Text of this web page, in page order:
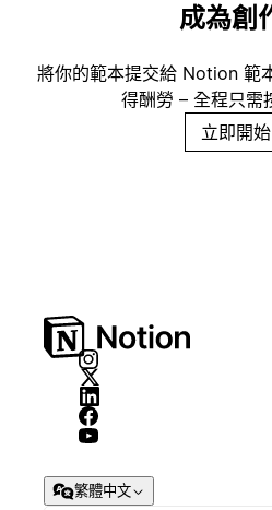
成為創
將你的範本提交給 Notion 範
得酬勞 – 全程只需
立即開始
繁體中文